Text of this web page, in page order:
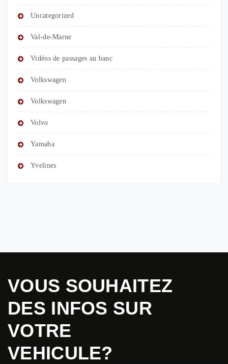
Uncategorized
Val-de-Marne
Vidéos de passages au banc
Volkswagen
Volkswagen
Volvo
Yamaha
Yvelines
VOUS SOUHAITEZ
DES INFOS SUR
VOTRE
VEHICULE?